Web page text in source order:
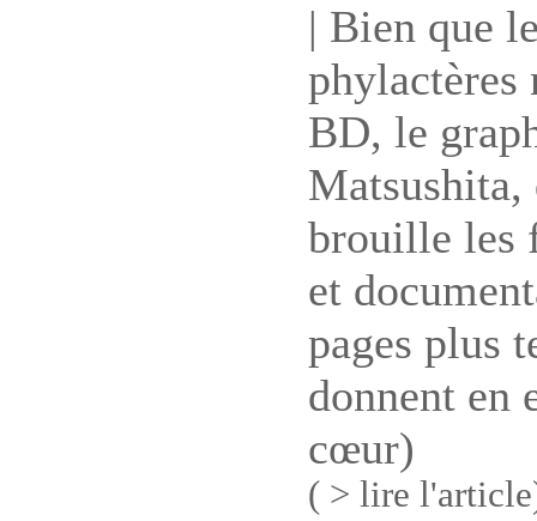
| Bien que
phylactères
BD, le
brouille les
et
pages plus
donnent en
cœur)
( > lire